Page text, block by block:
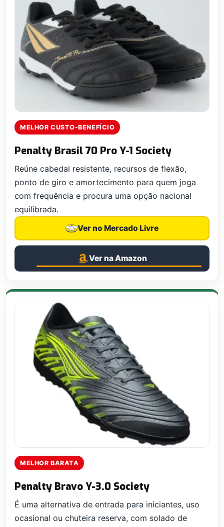
MELHOR CUSTO-BENEFÍCIO
Penalty Brasil 70 Pro Y-1 Society
Reúne cabedal resistente, recursos de flexão,
ponto de giro e amortecimento para quem joga
com frequência e procura uma opção nacional
equilibrada.
Ver no Mercado Livre
Ver na Amazon
MELHOR BARATA
Penalty Bravo Y-3.0 Society
É uma alternativa de entrada para iniciantes, uso
ocasional ou chuteira reserva, com solado de